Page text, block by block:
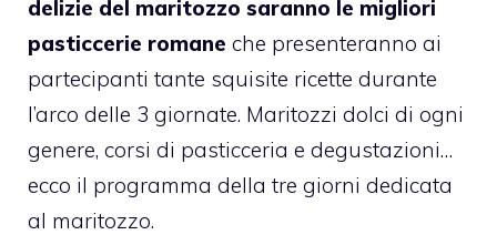
delizie del maritozzo saranno le migliori
pasticcerie romane che presenteranno ai
partecipanti tante squisite ricette durante
l’arco delle 3 giornate. Maritozzi dolci di ogni
genere, corsi di pasticceria e degustazioni…
ecco il programma della tre giorni dedicata
al maritozzo.